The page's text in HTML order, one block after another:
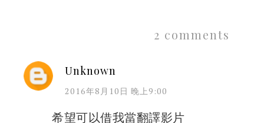
2 comments
Unknown
2016年8月10日 晚上9:00
希望可以借我當翻譯影片